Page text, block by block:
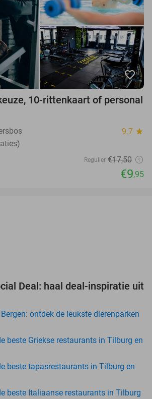
favorite_border
10-rittenkaart of personal
9.7 star
Regulier €17,50
€9,95
Deal: haal deal-inspiratie uit
ontdek de leukste dierenparken
beste Griekse restaurants in Tilburg en
beste tapasrestaurants in Tilburg en
beste Italiaanse restaurants in Tilburg